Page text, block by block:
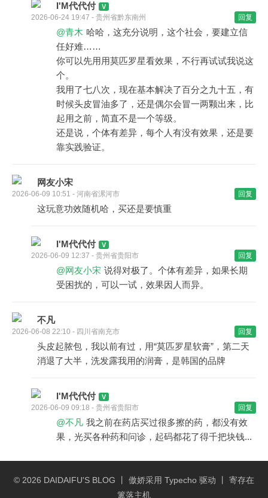
I'M代代付
2026-06-24 19:47 - 贵州省黔东南州 回复
@青木 哈哈，这充分说明，这个社会，要建立信
任好难……
你可以先用用莫匹罗星看效果，不行再试试我说这
个。
我用了七八次，现在基本解决了百分之九十五，有
时候头皮冒油多了，还是偶尔会冒一两颗出来，比
起用之前，简直不是一个等级。
还是说，个体有差异，每个人有没有效果，还是要
靠实践验证。
网友小宋
2026-06-09 10:51 - 河南省漯河市 回复
这玩意功效随机哈，买还是要慎重
I'M代代付
2026-06-09 12:37 - 贵州省贵阳市 回复
@网友小宋 说得对极了。个体有差异，如果长期
受困扰的，可以一试，效果因人而异。
不凡
2026-06-08 22:10 - 四川省南充市 回复
头皮起脓包，我以前有过，用“莫匹罗星软膏”，第二天
消退了大半，洗发露我用的润膏，是韩国的品牌
I'M代代付
2026-06-09 09:18 - 贵州省贵阳市 回复
@不凡 我之前在药店买过很多擦的药，都没有效
果，光买各种药和问诊，起码都花了得千把块钱...
© 2026 DAIDAIFU'S BLOG 丨 傲娇采用 Typecho 驱动 丨 寄存在
篱落主机